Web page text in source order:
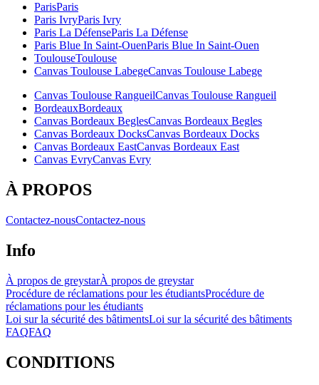
ParisParis
Paris IvryParis Ivry
Paris La DéfenseParis La Défense
Paris Blue In Saint-OuenParis Blue In Saint-Ouen
ToulouseToulouse
Canvas Toulouse LabegeCanvas Toulouse Labege
Canvas Toulouse RangueilCanvas Toulouse Rangueil
BordeauxBordeaux
Canvas Bordeaux BeglesCanvas Bordeaux Begles
Canvas Bordeaux DocksCanvas Bordeaux Docks
Canvas Bordeaux EastCanvas Bordeaux East
Canvas EvryCanvas Evry
À PROPOS
Contactez-nousContactez-nous
Info
À propos de greystarÀ propos de greystar
Procédure de réclamations pour les étudiantsProcédure de
réclamations pour les étudiants
Loi sur la sécurité des bâtimentsLoi sur la sécurité des bâtiments
FAQFAQ
CONDITIONS